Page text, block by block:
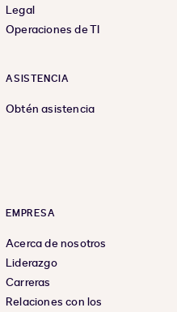
Legal
Operaciones de TI
ASISTENCIA
Obtén asistencia
EMPRESA
Acerca de nosotros
Liderazgo
Carreras
Relaciones con los